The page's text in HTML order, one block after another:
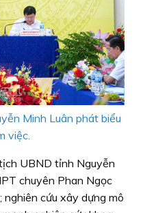
Minh Luân phát biểu
việc.
UBND tỉnh Nguyễn
chuyên Phan Ngọc
cứu xây dựng mô